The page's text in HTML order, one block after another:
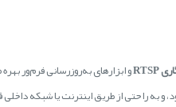
و ابزارهای به‌روزرسانی فرم‌ور
و به راحتی از طریق اینترنت یا شبکه